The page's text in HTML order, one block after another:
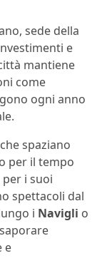
sede della
e
mantiene
come
ogni anno
spaziano
per il tempo
i suoi
spettacoli dal
i Navigli o
e